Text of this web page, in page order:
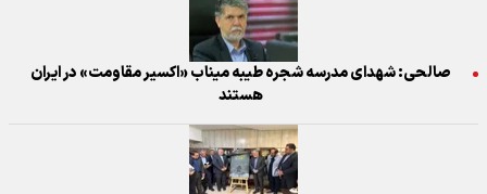
صالحی: شهدای مدرسه شجره طیبه میناب «اکسیر مقاومت» در ایران
هستند